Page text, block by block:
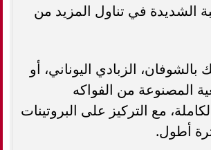
الشديدة في تناول المزيد من
بالشوفان، الزبادي اليوناني، أو
المصنوعة من الفواكه
مع التركيز على البروتينات
أطول.